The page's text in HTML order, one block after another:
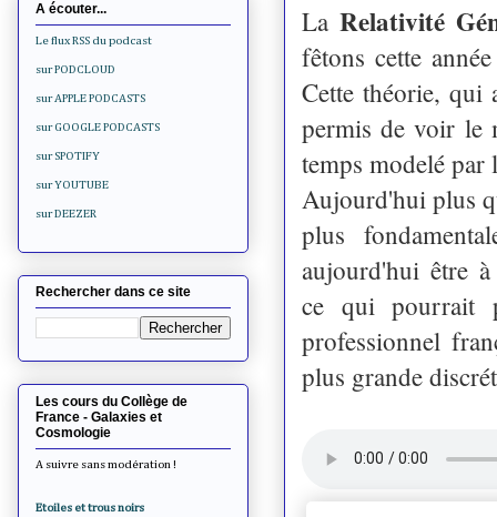
LaRelativité
fêtons cette
Cette théorie, qui
permis de voir le
temps modelé par
Aujourd'hui plus
plus
aujourd'hui être
ce qui pourrait
professionnel
plus grande
A écouter...
Le flux RSS du podcast
sur PODCLOUD
sur APPLE PODCASTS
sur GOOGLE PODCASTS
sur SPOTIFY
sur YOUTUBE
sur DEEZER
Rechercher dans ce site
Les cours du Collège de
France - Galaxies et
Cosmologie
A suivre sans modération !
Etoiles et trous noirs